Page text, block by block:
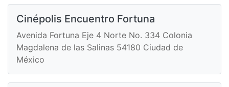
Cinépolis Encuentro Fortuna
Avenida Fortuna Eje 4 Norte No. 334 Colonia
Magdalena de las Salinas 54180 Ciudad de
México